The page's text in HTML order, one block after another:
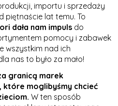
importu i sprzedaży
piętnaście lat temu. To
dała nam impuls do
pomocy i zabawek
wszystkim nad ich
nas to było za mało!
granicą marek
moglibyśmy chcieć
W ten sposób